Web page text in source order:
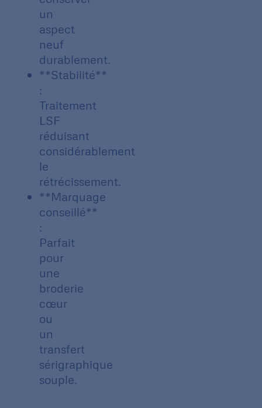
un
aspect
neuf
durablement.
**Stabilité**
:
Traitement
LSF
réduisant
considérablement
le
rétrécissement.
**Marquage
conseillé**
:
Parfait
pour
une
broderie
cœur
ou
un
transfert
sérigraphique
souple.